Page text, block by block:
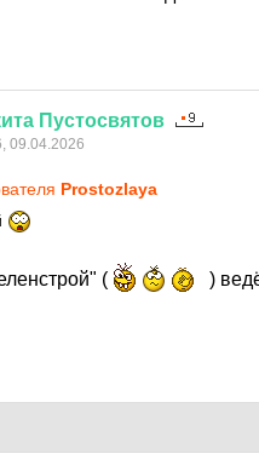
Пустосвятов
09.04.2026
Prostozlaya
(
)